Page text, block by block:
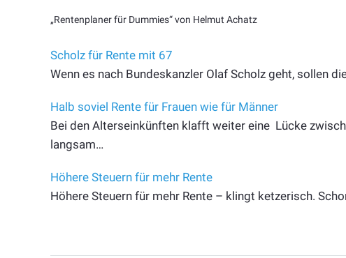
„Rentenplaner für Dummies“ von Helmut Achatz
Scholz für Rente mit 67
Wenn es nach Bundeskanzler Olaf Scholz geht, sollen
Halb soviel Rente für Frauen wie für Männer
Bei den Alterseinkünften klafft weiter eine Lücke
langsam…
Höhere Steuern für mehr Rente
Höhere Steuern für mehr Rente – klingt ketzerisch.